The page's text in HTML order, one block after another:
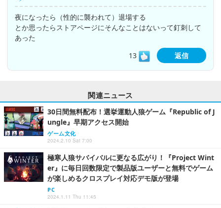
夜になったら（性的に襲われて）退場する
とか思ったらストアページにそんなことはないって釘刺して
あった
13
返信
関連ニュース
30日間無料配布！選挙運動人狼ゲーム『Republic of J
ungle』早期アクセス開始
ゲーム文化
2024.2.10 Sat 7:00
極寒人狼サバイバルに更なる広がり！『Project Wint
er』に毎日回数限定で製品版ユーザーと無料でゲーム
が楽しめるクロスプレイ対応デモ版が登場
PC
2024.1.11 Thu 11:45